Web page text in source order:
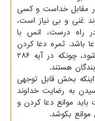
در مقابل خداست و کسی
غنی و بی نیاز است،
در راه درست، انس با
باشد. ثمره دعا کردن
این است که انسان بهترین خلق خداوند می شود، چونکه در آیه ۲۸۶
هستند.
بخش قابل توجهی
به رضایت خداوند
موانع دعا کردن و
موانع بکوشد.